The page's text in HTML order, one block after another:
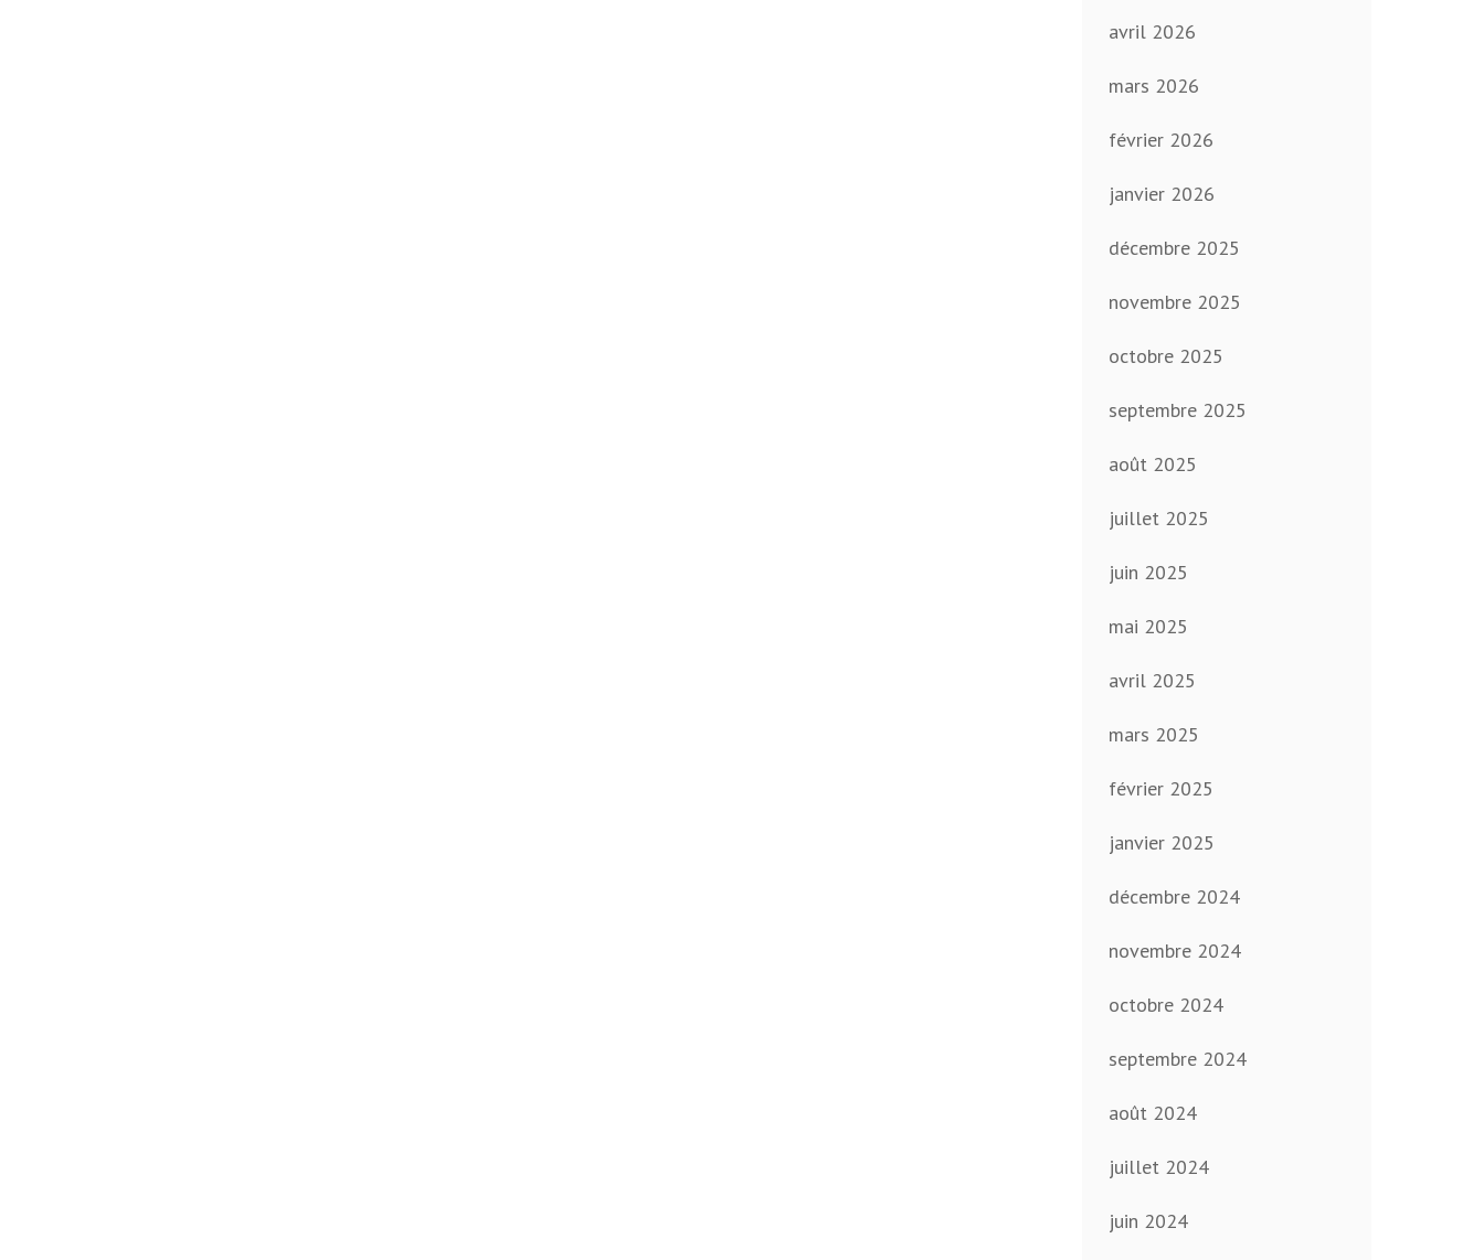
avril 2026
mars 2026
février 2026
janvier 2026
décembre 2025
novembre 2025
octobre 2025
septembre 2025
août 2025
juillet 2025
juin 2025
mai 2025
avril 2025
mars 2025
février 2025
janvier 2025
décembre 2024
novembre 2024
octobre 2024
septembre 2024
août 2024
juillet 2024
juin 2024